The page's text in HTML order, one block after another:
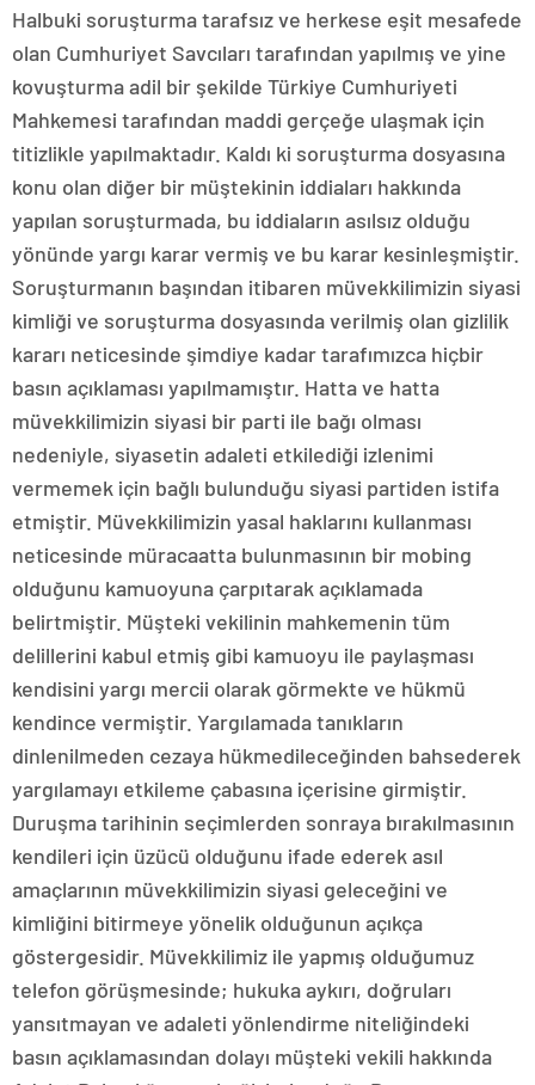
Halbuki soruşturma tarafsız ve herkese eşit mesafede
olan Cumhuriyet Savcıları tarafından yapılmış ve yine
kovuşturma adil bir şekilde Türkiye Cumhuriyeti
Mahkemesi tarafından maddi gerçeğe ulaşmak için
titizlikle yapılmaktadır. Kaldı ki soruşturma dosyasına
konu olan diğer bir müştekinin iddiaları hakkında
yapılan soruşturmada, bu iddiaların asılsız olduğu
yönünde yargı karar vermiş ve bu karar kesinleşmiştir.
Soruşturmanın başından itibaren müvekkilimizin siyasi
kimliği ve soruşturma dosyasında verilmiş olan gizlilik
kararı neticesinde şimdiye kadar tarafımızca hiçbir
basın açıklaması yapılmamıştır. Hatta ve hatta
müvekkilimizin siyasi bir parti ile bağı olması
nedeniyle, siyasetin adaleti etkilediği izlenimi
vermemek için bağlı bulunduğu siyasi partiden istifa
etmiştir. Müvekkilimizin yasal haklarını kullanması
neticesinde müracaatta bulunmasının bir mobing
olduğunu kamuoyuna çarpıtarak açıklamada
belirtmiştir. Müşteki vekilinin mahkemenin tüm
delillerini kabul etmiş gibi kamuoyu ile paylaşması
kendisini yargı mercii olarak görmekte ve hükmü
kendince vermiştir. Yargılamada tanıkların
dinlenilmeden cezaya hükmedileceğinden bahsederek
yargılamayı etkileme çabasına içerisine girmiştir.
Duruşma tarihinin seçimlerden sonraya bırakılmasının
kendileri için üzücü olduğunu ifade ederek asıl
amaçlarının müvekkilimizin siyasi geleceğini ve
kimliğini bitirmeye yönelik olduğunun açıkça
göstergesidir. Müvekkilimiz ile yapmış olduğumuz
telefon görüşmesinde; hukuka aykırı, doğruları
yansıtmayan ve adaleti yönlendirme niteliğindeki
basın açıklamasından dolayı müşteki vekili hakkında